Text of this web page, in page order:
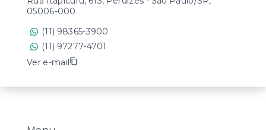
05006-000
(11) 98365-3900
(11) 97277-4701
Ver e-mail